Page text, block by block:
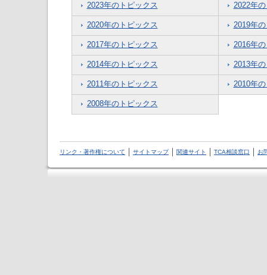
2023年のトピックス 2022年
2020年のトピックス 2019年
2017年のトピックス 2016年
2014年のトピックス 2013年
2011年のトピックス 2010年
2008年のトピックス
リンク・著作権について サイトマップ 関連サイト TCA相談窓口 お